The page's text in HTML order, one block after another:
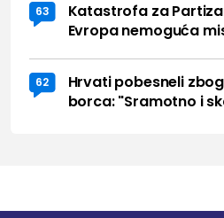
63
Katastrofa za
Evropa nemoguća
62
Hrvati pobesneli
borca: "Sramotno i